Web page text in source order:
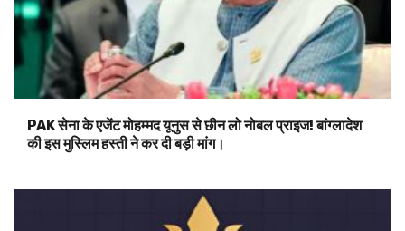
PAK सेना के एजेंट मोहम्मद यूनुस से छीन लो नोबल प्राइज! बांग्लादेश
की इस मुस्लिम हस्ती ने कर दी बड़ी मांग।